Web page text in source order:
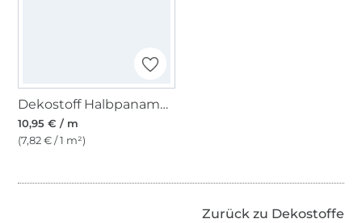
Dekostoff Halbpanama Kombinationsstoff natur
10,95 € / m
(7,82 € / 1 m²)
Zurück zu Dekostoffe